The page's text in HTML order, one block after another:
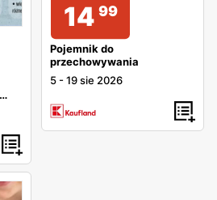
14 99
Pojemnik do
przechowywania
5 -19 sie 2026